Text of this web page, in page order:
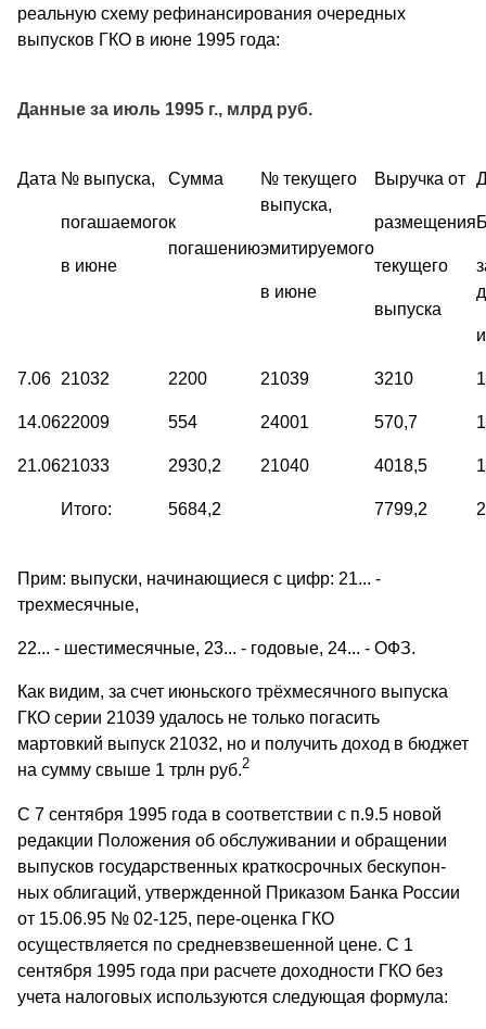
реальную схему рефинансирования очередных
выпусков ГКО в июне 1995 года:
Данные за июль 1995 г., млрд руб.
Дата № выпуска,
погашаемого
в июне
Сумма
к
погашению
№ текущего
выпуска,
эмитируемого
в июне
Выручка от
размещения
текущего
выпуска
7.06
14.06
21.06
21032
22009
21033
Итого:
2200
554
2930,2
5684,2
21039
24001
21040
3210
570,7
4018,5
7799,2
Прим: выпуски, начинающиеся с цифр: 21... -
трехмесячные,
22... - шестимесячные, 23... - годовые, 24... - ОФЗ.
Как видим, за счет июньского трёхмесячного выпуска
ГКО серии 21039 удалось не только погасить
мартовкий выпуск 21032, но и получить доход в бюджет
на сумму свыше 1 трлн руб.2
С 7 сентября 1995 года в соответствии с п.9.5 новой
редакции Положения об обслуживании и обращении
выпусков государственных краткосрочных бескупон-
ных облигаций, утвержденной Приказом Банка России
от 15.06.95 № 02-125, пере-оценка ГКО
осуществляется по средневзвешенной цене. С 1
сентября 1995 года при расчете доходности ГКО без
учета налоговых используются следующая формула: